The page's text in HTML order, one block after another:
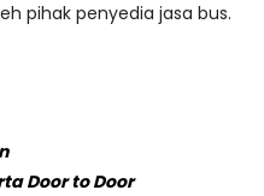
pihak penyedia jasa bus.
Door to Door